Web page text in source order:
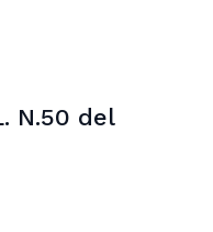
N.50 del